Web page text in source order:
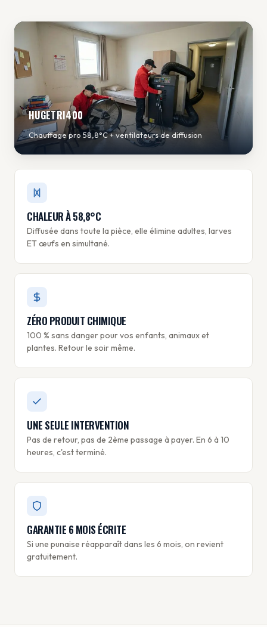
HUGETRI400
Chauffage pro 58,8°C + ventilateurs de diffusion
CHALEUR À 58,8°C
Diffusée dans toute la pièce, elle élimine adultes, larves
ET œufs en simultané.
ZÉRO PRODUIT CHIMIQUE
100 % sans danger pour vos enfants, animaux et
plantes. Retour le soir même.
UNE SEULE INTERVENTION
Pas de retour, pas de 2ème passage à payer. En 6 à 10
heures, c'est terminé.
GARANTIE 6 MOIS ÉCRITE
Si une punaise réapparaît dans les 6 mois, on revient
gratuitement.